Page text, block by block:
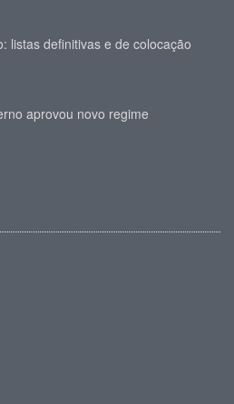
listas definitivas e de colocação
aprovou novo regime